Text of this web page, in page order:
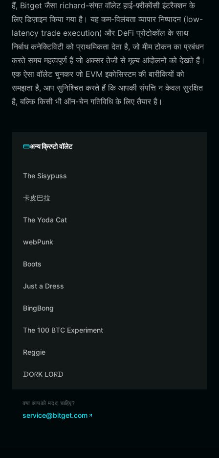
हैं, Bitget जैसा richard-संगत वॉलेट हाई-फ़्रीक्वेंसी इंटरैक्शन के
लिए डिज़ाइन किया गया है। यह कम-विलंबता व्यापार निष्पादन (low-
latency trade execution) और DeFi प्रोटोकॉल के साथ
निर्बाध कनेक्टिविटी को प्राथमिकता देता है, जो मीम टोकन का प्रबंधन
करते समय महत्वपूर्ण हैं जो अक्सर तेजी से मूल्य आंदोलनों को देखते हैं।
एक ऐसा वॉलेट चुनकर जो EVM इकोसिस्टम की बारीकियों को
समझता है, आप सुनिश्चित करते हैं कि आपकी संपत्ति न केवल सुरक्षित
है, बल्कि किसी भी ऑन-चेन गतिविधि के लिए तैयार है।
अन्य क्रिप्टो वॉलेट
The Sisypuss
卡皮巴拉
The Yoda Cat
webPunk
Boots
Just a Dress
BingBong
The 100 BTC Experiment
Reggie
ᗪOᖇK ᒪOᖇᗪ
क्या आपको मदद चाहिए?
service@bitget.com